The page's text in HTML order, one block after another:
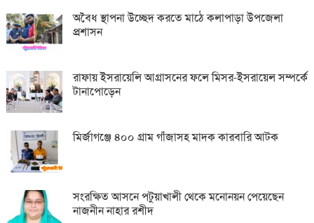
অবৈধ স্থাপনা উচ্ছেদ করতে মাঠে কলাপাড়া উপজেলা
প্রশাসন
রাফায় ইসরায়েলি আগ্রাসনের ফলে মিসর-ইসরায়েল সম্পর্কে
টানাপোড়েন
মির্জাগঞ্জে ৪০০ গ্রাম গাঁজাসহ মাদক কারবারি আটক
সংরক্ষিত আসনে পটুয়াখালী থেকে মনোনয়ন পেয়েছেন
নাজনীন নাহার রশীদ